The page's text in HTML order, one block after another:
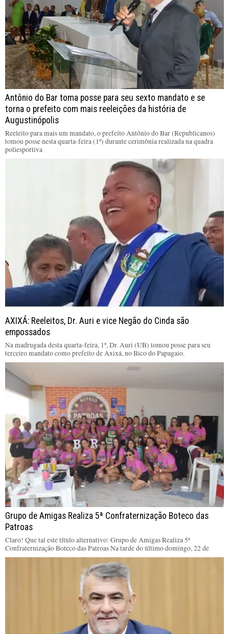
Antônio do Bar toma posse para seu sexto mandato e se
torna o prefeito com mais reeleições da história de
Augustinópolis
Reeleito para mais um mandato, o prefeito Antônio do Bar (Republicanos)
tomou posse nesta quarta-feira (1º) durante cerimônia realizada na quadra
poliesportiva
AXIXÁ: Reeleitos, Dr. Auri e vice Negão do Cinda são
empossados
Na madrugada desta quarta-feira, 1º, Dr. Auri (UB) tomou posse para seu
terceiro mandato como prefeito de Axixá, no Bico do Papagaio.
Grupo de Amigas Realiza 5ª Confraternização Boteco das
Patroas
Claro! Que tal este título alternativo: Grupo de Amigas Realiza 5ª
Confraternização Boteco das Patroas Na tarde do último domingo, 22 de